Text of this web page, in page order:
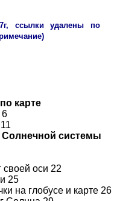
ссылки удалены по
карте
6
Солнечной системы
оси 22
25
на глобусе и карте 26